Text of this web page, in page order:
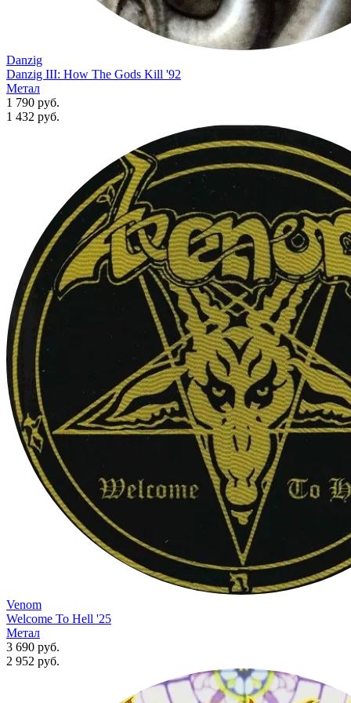
Danzig
Danzig III: How The Gods Kill '92
Метал
1 790 руб.
1 432 руб.
Venom
Welcome To Hell '25
Метал
3 690 руб.
2 952 руб.